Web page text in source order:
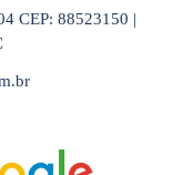
CEP: 88523150 |